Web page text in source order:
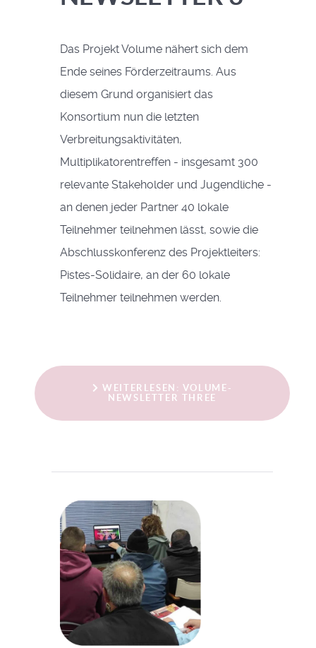
Das Projekt Volume nähert sich dem
Ende seines Förderzeitraums. Aus
diesem Grund organisiert das
Konsortium nun die letzten
Verbreitungsaktivitäten,
Multiplikatorentreffen - insgesamt 300
relevante Stakeholder und Jugendliche -
an denen jeder Partner 40 lokale
Teilnehmer teilnehmen lässt, sowie die
Abschlusskonferenz des Projektleiters:
Pistes-Solidaire, an der 60 lokale
Teilnehmer teilnehmen werden.
WEITERLESEN: VOLUME-
NEWSLETTER THREE